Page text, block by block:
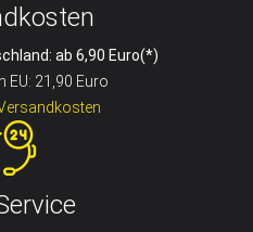
ab 6,90 Euro(*)
EU: 21,90 Euro